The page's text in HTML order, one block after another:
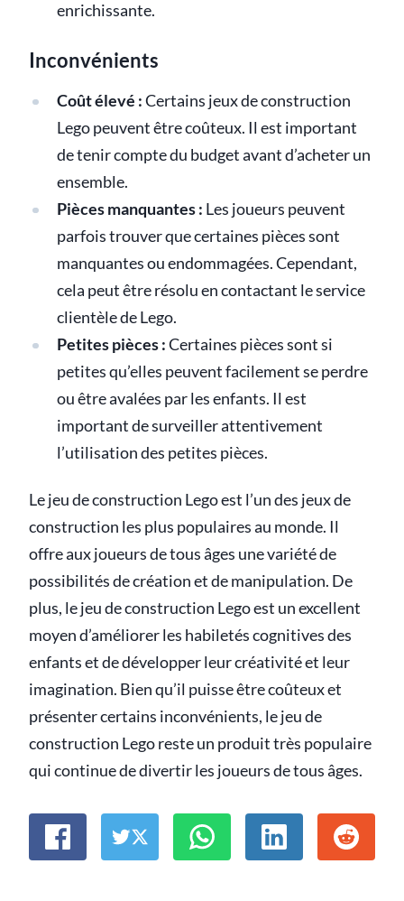
enrichissante.
Inconvénients
Coût élevé :Certains jeux de construction
Lego peuvent être coûteux. Il est important
de tenir compte du budget avant d’acheter un
ensemble.
Pièces manquantes : Les joueurs peuvent
parfois trouver que certaines pièces sont
manquantes ou endommagées. Cependant,
cela peut être résolu en contactant le service
clientèle de Lego.
Petites pièces :Certaines pièces sont si
petites qu’elles peuvent facilement se perdre
ou être avalées par les enfants. Il est
important de surveiller attentivement
l’utilisation des petites pièces.
Le jeu de construction Lego est l’un des jeux de
construction les plus populaires au monde. Il
offre aux joueurs de tous âges une variété de
possibilités de création et de manipulation. De
plus, le jeu de construction Lego est un excellent
moyen d’améliorer les habiletés cognitives des
enfants et de développer leur créativité et leur
imagination. Bien qu’il puisse être coûteux et
présenter certains inconvénients, le jeu de
construction Lego reste un produit très populaire
qui continue de divertir les joueurs de tous âges.